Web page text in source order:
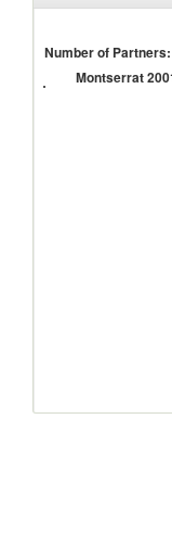
Number of Partners:
Montserrat
Montserrat
Export